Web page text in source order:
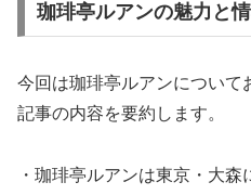
珈琲亭ルアンの魅力と
今回は珈琲亭ルアンについて
記事の内容を要約します。
・珈琲亭ルアンは東京・大